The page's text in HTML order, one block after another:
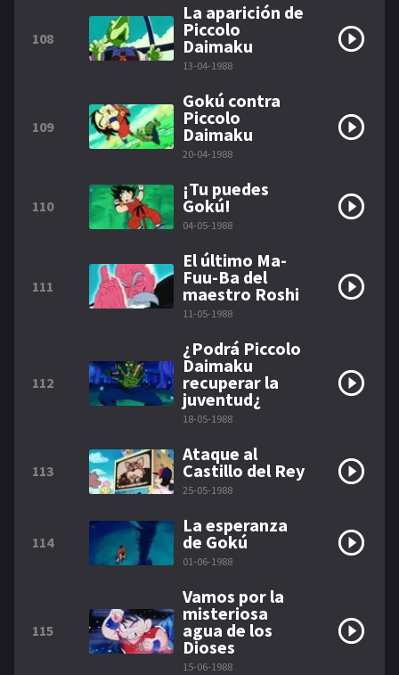
108
La aparición de
Piccolo
Daimaku
13-04-1988
109
Gokú contra
Piccolo
Daimaku
20-04-1988
110
¡Tu puedes
Gokú!
04-05-1988
111
El último Ma-
Fuu-Ba del
maestro Roshi
11-05-1988
112
¿Podrá Piccolo
Daimaku
recuperar la
juventud¿
18-05-1988
113
Ataque al
Castillo del Rey
25-05-1988
114
La esperanza
de Gokú
01-06-1988
115
Vamos por la
misteriosa
agua de los
Dioses
15-06-1988